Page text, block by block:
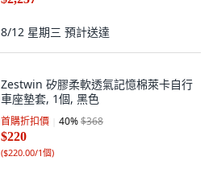
8/12 星期三 預計送達
Zestwin 矽膠柔軟透氣記憶棉萊卡自行
車座墊套, 1個, 黑色
首購折扣價 40%$368
$220
($220.00/1個)